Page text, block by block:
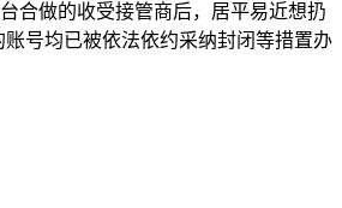
合做的收受接管商后，居平易近想扔
号均已被依法依约采纳封闭等措置办